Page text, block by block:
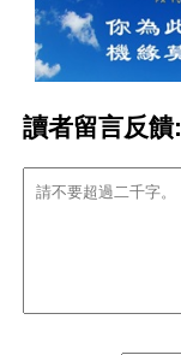
讀者留言反饋: